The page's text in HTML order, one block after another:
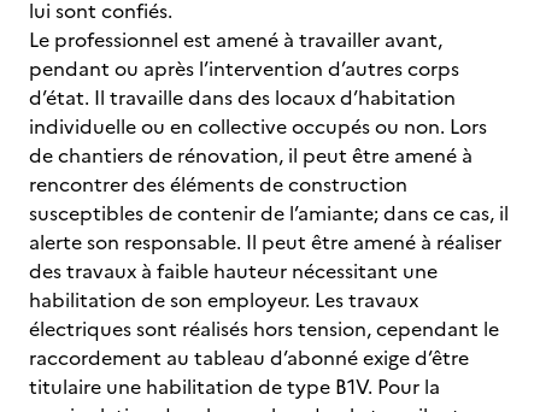
lui sont confiés.
Le professionnel est amené à travailler avant,
pendant ou après l’intervention d’autres corps
d’état. Il travaille dans des locaux d’habitation
individuelle ou en collective occupés ou non. Lors
de chantiers de rénovation, il peut être amené à
rencontrer des éléments de construction
susceptibles de contenir de l’amiante; dans ce cas, il
alerte son responsable. Il peut être amené à réaliser
des travaux à faible hauteur nécessitant une
habilitation de son employeur. Les travaux
électriques sont réalisés hors tension, cependant le
raccordement au tableau d’abonné exige d’être
titulaire une habilitation de type B1V. Pour la